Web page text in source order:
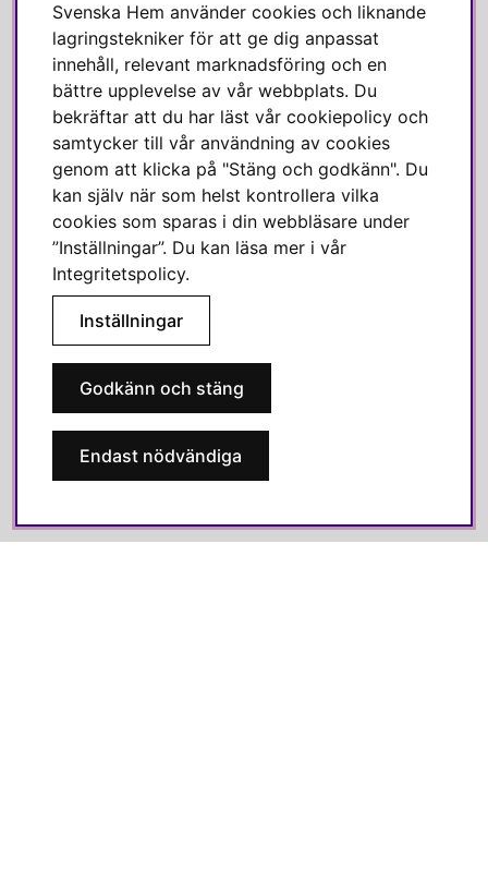
Reklamation & retur
Skötselråd
OM OSS
Alla recensioner
Jobba hos oss
Om Svenska Hem
Kundservice
Medlemsklubb
Press & media
SOCIALA MEDIER
Svenska Hem använder cookies och liknande
lagringstekniker för att ge dig anpassat
innehåll, relevant marknadsföring och en
bättre upplevelse av vår webbplats. Du
bekräftar att du har läst vår cookiepolicy och
samtycker till vår användning av cookies
genom att klicka på "Stäng och godkänn". Du
kan själv när som helst kontrollera vilka
cookies som sparas i din webbläsare under
”Inställningar”. Du kan läsa mer i vår
Integritetspolicy.
Inställningar
Godkänn och stäng
Endast nödvändiga